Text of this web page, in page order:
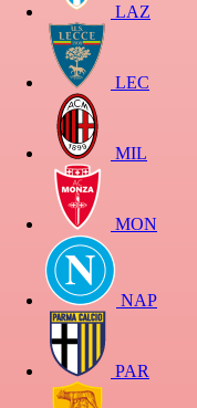
LAZ
LEC
MIL
MON
NAP
PAR